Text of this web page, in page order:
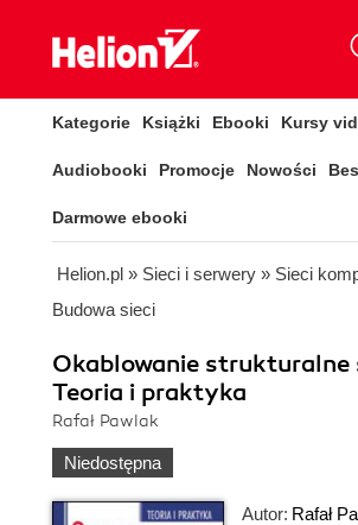
Kategorie Książki Ebooki Kursy
Audiobooki Promocje Nowości
Darmowe ebooki
Helion.pl » Sieci i serwery » Sieci
Budowa sieci
Okablowanie strukturalne
Teoria i praktyka
Rafał Pawlak
Niedostępna
Autor: Rafał